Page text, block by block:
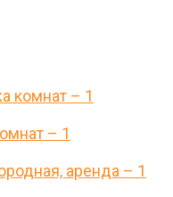
комнат – 1
– 1
аренда – 1